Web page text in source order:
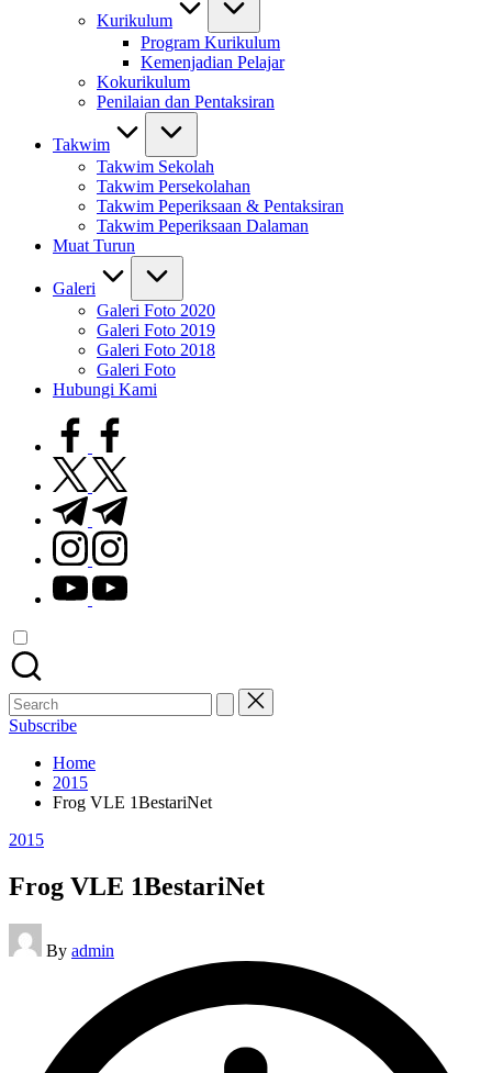
Kurikulum
Program Kurikulum
Kemenjadian Pelajar
Kokurikulum
Penilaian dan Pentaksiran
Takwim
Takwim Sekolah
Takwim Persekolahan
Takwim Peperiksaan & Pentaksiran
Takwim Peperiksaan Dalaman
Muat Turun
Galeri
Galeri Foto 2020
Galeri Foto 2019
Galeri Foto 2018
Galeri Foto
Hubungi Kami
facebook.com
twitter.com
t.me
instagram.com
youtube.com
Search
for:
Subscribe
Home
2015
Frog VLE 1BestariNet
Posted
2015
Frog VLE 1BestariNet
Posted
by
By admin